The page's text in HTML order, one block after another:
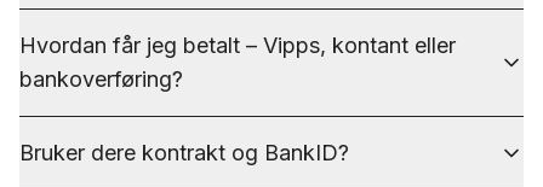
Hvordan får jeg betalt – Vipps, kontant eller
bankoverføring?
Bruker dere kontrakt og BankID?